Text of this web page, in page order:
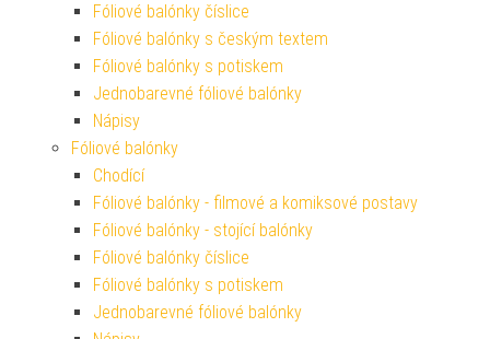
Fóliové balónky číslice
Fóliové balónky s českým textem
Fóliové balónky s potiskem
Jednobarevné fóliové balónky
Nápisy
Fóliové balónky
Chodící
Fóliové balónky - filmové a komiksové postavy
Fóliové balónky - stojící balónky
Fóliové balónky číslice
Fóliové balónky s potiskem
Jednobarevné fóliové balónky